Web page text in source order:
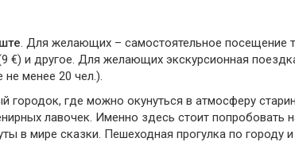
. Для желающих – самостоятельное посещение
€) и другое. Для желающих экскурсионная
не менее 20 чел.).
городок, где можно окунуться в атмосферу
лавочек. Именно здесь стоит попробовать
в мире сказки. Пешеходная прогулка по городу